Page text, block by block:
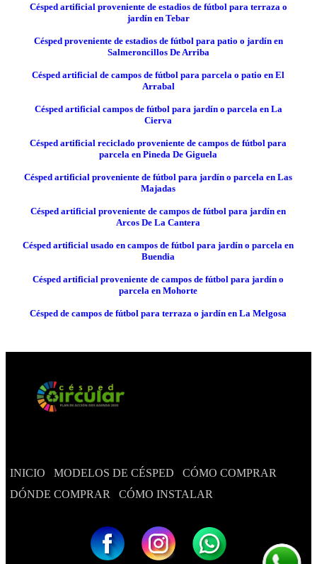
Césped artificial proveniente de estadios de fútbol para terraza o
jardín en Tebar
Césped proveniente de estadios de fútbol para patio o jardín en
Salmeroncillos De Arriba
Césped artificial de campos de fútbol para parcela o patio en El
Arrabal
Césped artificial campos de fútbol para jardín o parcela en La
Cierva
Césped artificial reciclado proveniente de campos de fútbol para
parcela en Pineda De Giguela
Césped artificial proveniente de fútbol para jardín o parcela en Las
Majadas
Césped artificial proveniente de campos de fútbol para jardín en
Arcos De La Cantera
Césped artificial usado en campos de fútbol para jardín o parcela en
Buendia
Césped artificial proveniente de campos de fútbol para jardín o
parcela en Mohorte
Césped de campos de fútbol para terraza o jardín en La Melgosa
INICIO MODELOS DE CÉSPED
CÓMO COMPRAR
DÓNDE COMPRAR
CÓMO INSTALAR